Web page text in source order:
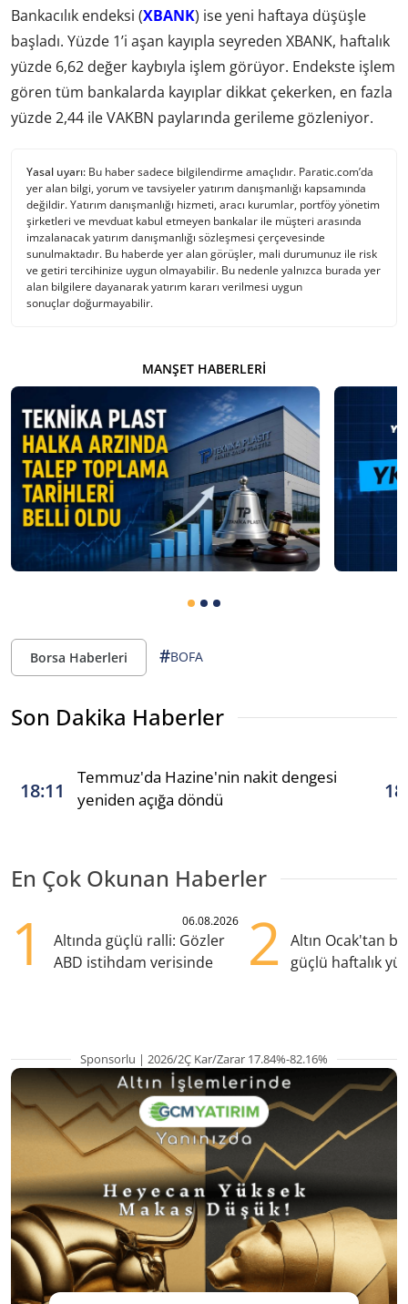
Bankacılık endeksi (XBANK) ise yeni haftaya düşüşle
başladı. Yüzde 1’i aşan kayıpla seyreden XBANK, haftalık
yüzde 6,62 değer kaybıyla işlem görüyor. Endekste işlem
gören tüm bankalarda kayıplar dikkat çekerken, en fazla
yüzde 2,44 ile VAKBN paylarında gerileme gözleniyor.
Yasal uyarı: Bu haber sadece bilgilendirme amaçlıdır. Paratic.com’da
yer alan bilgi, yorum ve tavsiyeler yatırım danışmanlığı kapsamında
değildir. Yatırım danışmanlığı hizmeti, aracı kurumlar, portföy yönetim
şirketleri ve mevduat kabul etmeyen bankalar ile müşteri arasında
imzalanacak yatırım danışmanlığı sözleşmesi çerçevesinde
sunulmaktadır. Bu haberde yer alan görüşler, mali durumunuz ile risk
ve getiri tercihinize uygun olmayabilir. Bu nedenle yalnızca burada yer
alan bilgilere dayanarak yatırım kararı verilmesi uygun
sonuçlar doğurmayabilir.
MANŞET HABERLERI
Borsa Haberleri #BOFA
Son Dakika Haberler
18:11
Temmuz'da Hazine'nin nakit dengesi
yeniden açığa döndü
En Çok Okunan Haberler
1 06.08.2026
Altında güçlü ralli: Gözler
ABD istihdam verisinde
2
Altın Ocak'tan
güçlü haftalık
Sponsorlu | 2026/2Ç Kar/Zarar 17.84%-82.16%